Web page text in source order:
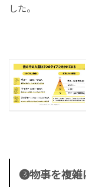
した。
❸物事を複雑